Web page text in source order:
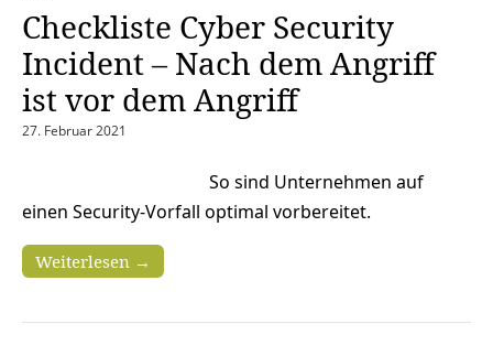
Checkliste Cyber Security
Incident – Nach dem Angriff
ist vor dem Angriff
27. Februar 2021
So sind Unternehmen auf
einen Security-Vorfall optimal vorbereitet.
Weiterlesen →